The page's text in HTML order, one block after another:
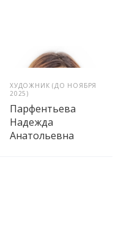
ХУДОЖНИК (ДО НОЯБРЯ
2025)
Парфентьева
Надежда
Анатольевна